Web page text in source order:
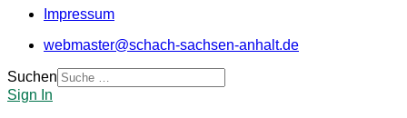
Impressum
webmaster@schach-sachsen-anhalt.de
Suchen
Sign In